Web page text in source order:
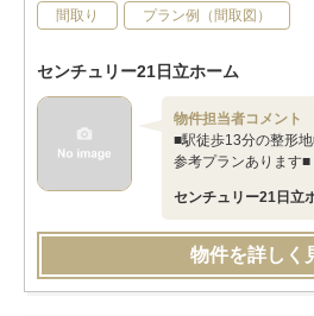
間取り プラン例（間取図）
センチュリー21日立ホーム
物件担当者コメント
■駅徒歩13分の整形
参考プランあります■
センチュリー21日立
物件を詳しく